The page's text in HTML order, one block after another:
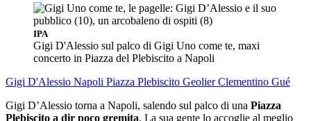
IPA
Gigi D'Alessio sul palco di Gigi Uno come te, maxi
concerto in Piazza del Plebiscito a Napoli
Gigi D'Alessio Napoli Piazza Plebiscito GeolierClementino Gué
Gigi D’Alessio torna a Napoli, salendo sul palco di una Piazza
Plebiscito a dir poco gremita. La sua gente lo accoglie al meglio